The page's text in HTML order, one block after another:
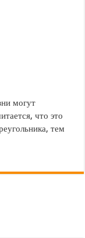
могут
что это
тем